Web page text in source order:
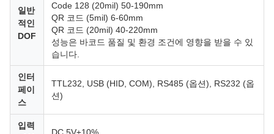
일반
적인
DOF
Code 128 (20mil) 50-190mm
QR 코드 (5mil) 6-60mm
QR 코드 (20mil) 40-220mm
성능은 바코드 품질 및 환경 조건에 영향을 받을 수 있
습니다.
인터
페이
스
TTL232, USB (HID, COM), RS485 (옵션), RS232 (옵
션)
입력